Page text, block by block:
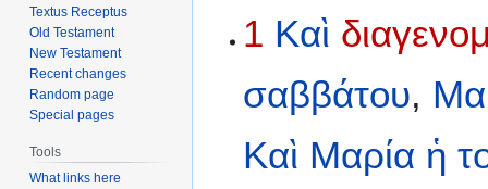
toto
1 Καὶ
σαββάτου,
Καὶ Μαρία ἡ
Textus Receptus
Old Testament
New Testament
Recent changes
Random page
Special pages
Tools
What links here